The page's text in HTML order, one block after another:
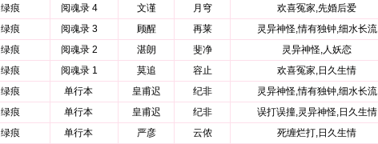
绿痕 阅魂录 4 文谨 月穹
欢喜冤家,先婚后爱
绿痕 阅魂录 3 顾醒 再莱
灵异神怪,情有独钟,细水长流
绿痕 阅魂录 2 湛朗 斐净
灵异神怪,人妖恋
绿痕 阅魂录 1 莫追 容止
欢喜冤家,日久生情
绿痕 单行本 皇甫迟 纪非
灵异神怪,情有独钟,细水长流
绿痕 单行本 皇甫迟 纪非
误打误撞,灵异神怪,日久生情
绿痕 单行本 严彦 云侬
死缠烂打,日久生情